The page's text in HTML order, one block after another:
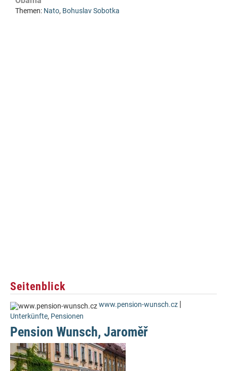
Themen: Nato, Bohuslav Sobotka
Seitenblick
www.pension-wunsch.cz |
Unterkünfte, Pensionen
Pension Wunsch, Jaroměř